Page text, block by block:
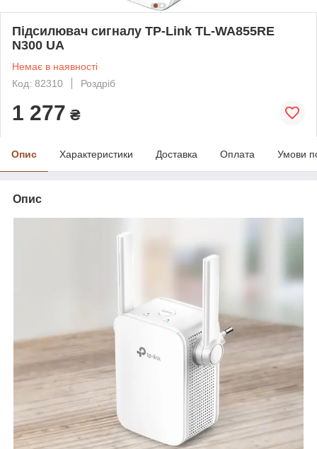
Підсилювач сигналу TP-Link TL-WA855RE
N300 UA
Немає в наявності
Код: 82310
Роздріб
1 277 ₴
Опис Характеристики Доставка Оплата Умови
Опис